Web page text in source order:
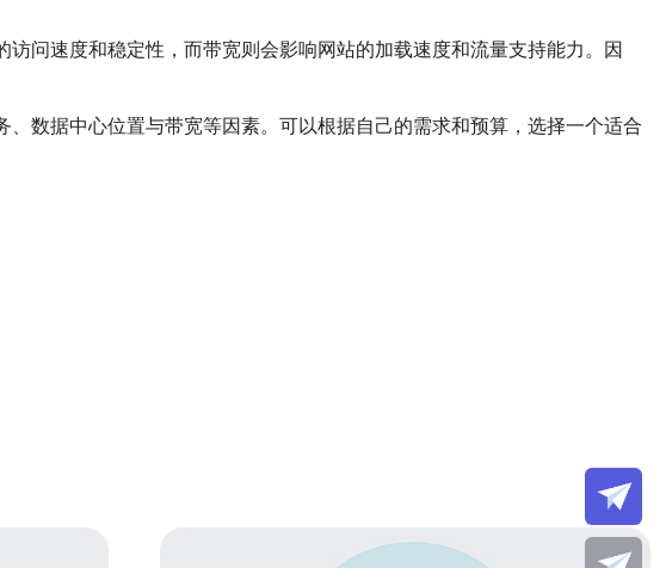
问速度和稳定性，而带宽则会影响网站的加载速度和流量支持能力。因
数据中心位置与带宽等因素。可以根据自己的需求和预算，选择一个适合